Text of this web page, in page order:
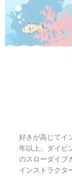
好きが高じてイ
年以上、ダイビ
のスローダイブ
インストラクタ